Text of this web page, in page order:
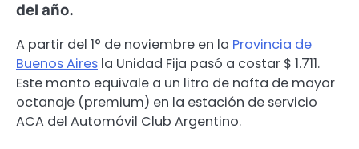
del año.
A partir del 1° de noviembre en la Provincia de
Buenos Aires la Unidad Fija pasó a costar $ 1.711.
Este monto equivale a un litro de nafta de mayor
octanaje (premium) en la estación de servicio
ACA del Automóvil Club Argentino.